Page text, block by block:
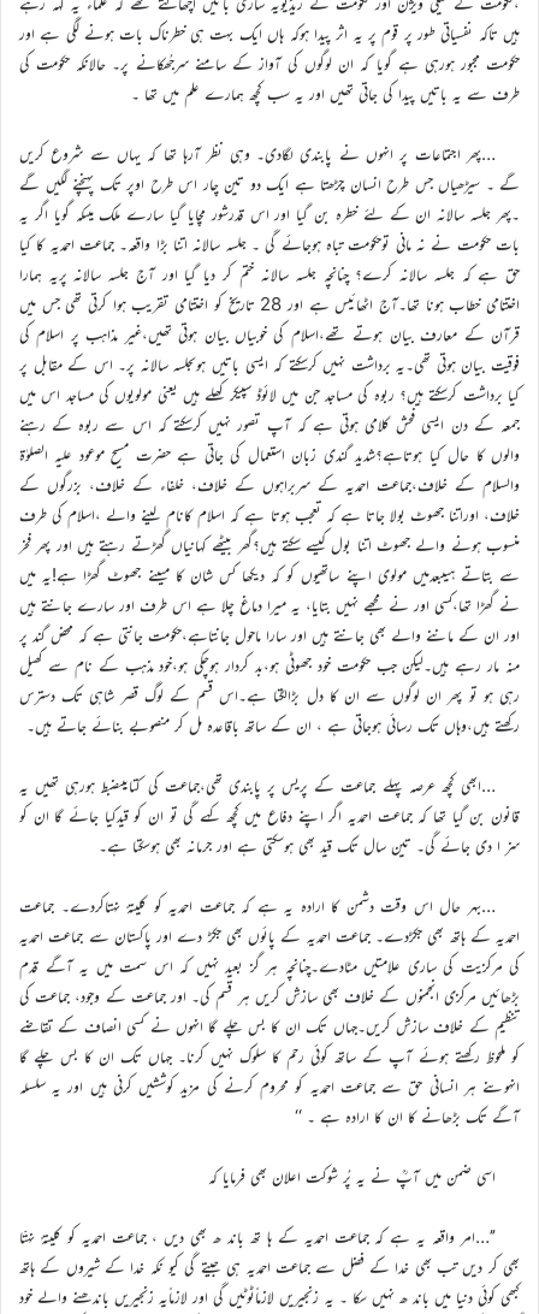
ہیں تاکہ نفسیاتی طور پر قوم پر یہ اثر پیدا ہوکہ ہاں ایک بہت ہی خطرناک بات ہونے لگی ہے اور
حکومت مجبور ہورہی ہے گویا کہ ان لوگوں کی آواز کے سامنے سرجُھکانے پر۔ حالانکہ حکومت کی
طرف سے یہ باتیں پیدا کی جاتی تھیں اور یہ سب کچھ ہمارے علم میں تھا ۔
…پھر اجتماعات پر انہوں نے پابندی لگادی۔ وہی نظر آرہا تھا کہ یہاں سے شروع کریں
گے ۔ سیڑھیاں جس طرح انسان چڑھتا ہے ایک دو تین چار اس طرح اوپر تک پہنچنے لگیں گے
۔پھر جلسہ سالانہ ان کے لئے خطرہ بن گیا اور اس قدرشور مچایا گیا سارے ملک میںکہ گویا اگر یہ
بات حکومت نے نہ مانی توحکومت تباہ ہوجائے گی ۔ جلسہ سالانہ اتنا بڑا واقعہ۔ جماعت احمدیہ کا کیا
حق ہے کہ جلسہ سالانہ کرے؟ چنانچہ جلسہ سالانہ ختم کر دیا گیا اور آج جلسہ سالانہ پریہ ہمارا
اختتامی خطاب ہونا تھا۔آج اٹھائیس ہے اور 28 تاریخ کو اختتامی تقریب ہوا کرتی تھی جس میں
قرآن کے معارف بیان ہوتے تھے،اسلام کی خوبیاں بیان ہوتی تھیں،غیر مذاہب پر اسلام کی
فوقیت بیان ہوتی تھی۔یہ برداشت نہیں کرسکتے کہ ایسی باتیں ہوںجلسہ سالانہ پر۔ اس کے مقابل پر
کیا برداشت کرسکتے ہیں؟ ربوہ کی مساجد جن میں لائوڈ سپیکر کھلے ہیں یعنی مولویوں کی مساجد اس میں
جمعہ کے دن ایسی فحش کلامی ہوتی ہے کہ آپ تصور نہیں کرسکتے کہ اس سے ربوہ کے رہنے
والوں کا حال کیا ہوتاہے؟شدید گندی زبان استعمال کی جاتی ہے حضرت مسیح موعود علیہ الصلوٰۃ
والسلام کے خلاف،جماعت احمدیہ کے سربراہوں کے خلاف، خلفاء کے خلاف، بزرگوں کے
خلاف، اوراتنا جھوٹ بولا جاتا ہے کہ تعجب ہوتا ہے کہ اسلام کانام لینے والے ،اسلام کی طرف
منسوب ہونے والے جھوٹ اتنا بول کیسے سکتے ہیں؟گھر بیٹھے کہانیاں گھڑتے رہتے ہیں اور پھر فخر
سے بتاتے ہیںبعدمیں مولوی اپنے ساتھیوں کو کہ دیکھا کس شان کا میںنے جھوٹ گھڑا ہے!یہ میں
نے گھڑا تھا،کسی اور نے مجھے نہیں بتایا، یہ میرا دماغ چلا ہے اس طرف اور سارے جانتے ہیں
اور ان کے ماننے والے بھی جانتے ہیں اور سارا ماحول جانتاہے،حکومت جانتی ہے کہ محض گند پر
منہ مار رہے ہیں۔لیکن جب حکومت خود جھوٹی ہو،بد کردار ہوچکی ہو،خود مذہب کے نام سے کھیل
رہی ہو تو پھر ان لوگوں سے ان کا دل بڑالگتا ہے۔اس قسم کے لوگ قصر شاہی تک دسترس
رکھتے ہیں،وہاں تک رسائی ہوجاتی ہے ، ان کے ساتھ باقاعدہ مل کر منصوبے بنائے جاتے ہیں۔
…ابھی کچھ عرصہ پہلے جماعت کے پریس پر پابندی تھی،جماعت کی کتابیںضبط ہورہی تھیں یہ
قانون بن گیا تھا کہ جماعت احمدیہ اگر اپنے دفاع میں کچھ کہے گی تو ان کو قیدکیا جائے گا ان کو
سز ا دی جائے گی۔ تین سال تک قید بھی ہوسکتی ہے اور جرمانہ بھی ہوسکتا ہے۔
…بہر حال اس وقت دشمن کا ارادہ یہ ہے کہ جماعت احمدیہ کو کلیتہً نہتاکردے۔ جماعت
احمدیہ کے ہاتھ بھی جکڑدے۔ جماعت احمدیہ کے پائوں بھی جکڑ دے اور پاکستان سے جماعت احمدیہ
کی مرکزیت کی ساری علامتیں مٹادے۔چنانچہ ہر گز بعید نہیں کہ اس سمت میں یہ آگے قدم
بڑھائیں مرکزی انجمنوں کے خلاف بھی سازش کریں ہر قسم کی۔ اور جماعت کے وجود، جماعت کی
تنظیم کے خلاف سازش کریں۔جہاں تک ان کا بس چلے گا انہوں نے کسی انصاف کے تقاضے
کو ملحوظ رکھتے ہوئے آپ کے ساتھ کوئی رحم کا سلوک نہیں کرنا۔ جہاں تک ان کا بس چلے گا
انہوںنے ہر انسانی حق سے جماعت احمدیہ کو محروم کرنے کی مزید کوششیں کرنی ہیں اور یہ سلسلہ
آگے تک بڑھانے کا ان کا ارادہ ہے ۔ ‘‘
اسی ضمن میں آپؒ نے یہ پُر شوکت اعلان بھی فرمایا کہ
’’…امر واقعہ یہ ہے کہ جماعت احمدیہ کے ہا تھ باند ھ بھی دیں ، جماعت احمدیہ کو کلیتہً نہتّا
بھی کر دیں تب بھی خدا کے فضل سے جماعت احمدیہ ہی جیتے گی کیو نکہ خدا کے شیروں کے ہاتھ
کبھی کوئی دنیا میں باند ھ نہیں سکا ۔ یہ زنجیریں لازماًٹوٹیں گی اور لازماًیہ زنجیریں باندھنے والے خود